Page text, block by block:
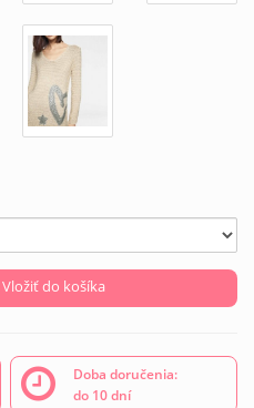
Vložiť do košíka
Doba doručenia:
do 10 dní